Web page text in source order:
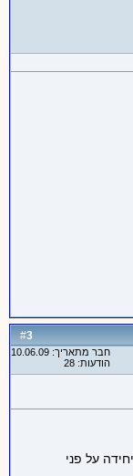
#
3
חבר מתאריך: 10.06.09
הודעות: 28
על פני